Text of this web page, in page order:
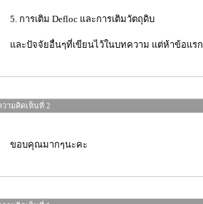
5. การเติม Defloc และการเติมวัตถุดิบ
และปัจจัยอื่นๆที่เขียนไว้ในบทความ แต่ห้าข้อแรก
วามคิดเห็นที่ 2
ขอบคุณมากๆนะคะ